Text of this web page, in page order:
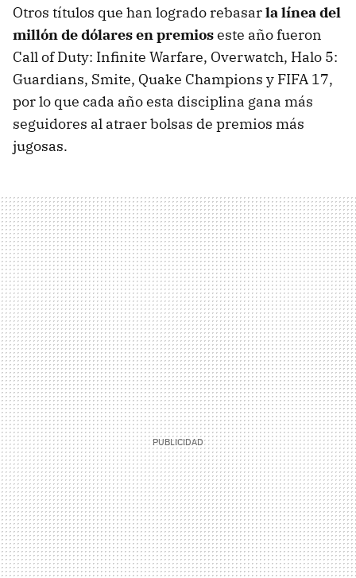
Otros títulos que han logrado rebasarla línea del
millón de dólares en premioseste año fueron
Call of Duty: Infinite Warfare, Overwatch, Halo 5:
Guardians, Smite, Quake Champions y FIFA 17,
por lo que cada año esta disciplina gana más
seguidores al atraer bolsas de premios más
jugosas.